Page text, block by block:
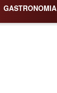
GASTRONOMIA